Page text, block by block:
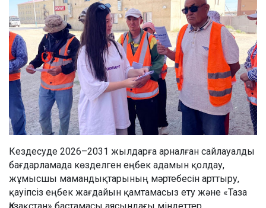
Кездесуде 2026–2031 жылдарға арналған сайлауалды
бағдарламада көзделген еңбек адамын қолдау,
жұмысшы мамандықтарының мәртебесін арттыру,
қауіпсіз еңбек жағдайын қамтамасыз ету және «Таза